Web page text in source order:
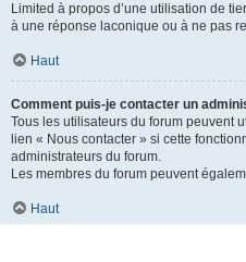
Limited à propos d’une utilisation de
à une réponse laconique ou à ne pas
Haut
Comment puis-je contacter un
Tous les utilisateurs du forum peuvent
lien « Nous contacter » si cette
administrateurs du forum.
Les membres du forum peuvent
Haut